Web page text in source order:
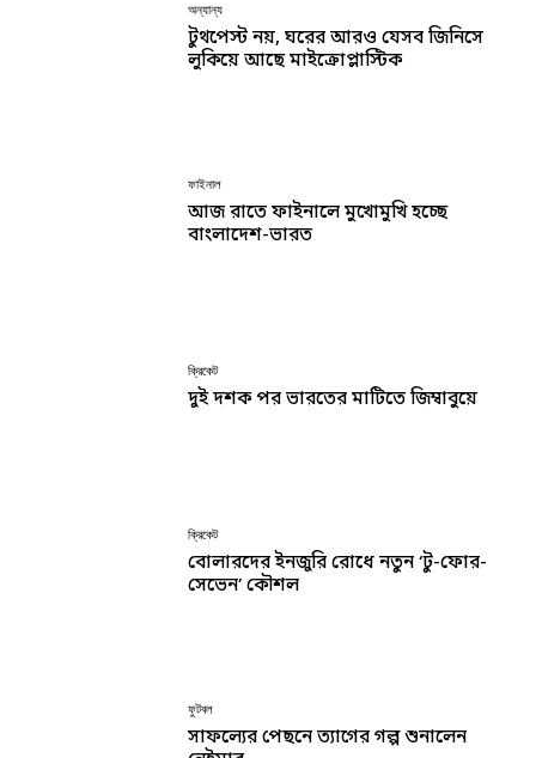
অন্যান্য
টুথপেস্ট নয়, ঘরের আরও যেসব জিনিসে
লুকিয়ে আছে মাইক্রোপ্লাস্টিক
ফাইনাল
আজ রাতে ফাইনালে মুখোমুখি হচ্ছে
বাংলাদেশ-ভারত
ক্রিকেট
দুই দশক পর ভারতের মাটিতে জিম্বাবুয়ে
ক্রিকেট
বোলারদের ইনজুরি রোধে নতুন ‘টু-ফোর-
সেভেন’ কৌশল
ফুটবল
সাফল্যের পেছনে ত্যাগের গল্প শুনালেন